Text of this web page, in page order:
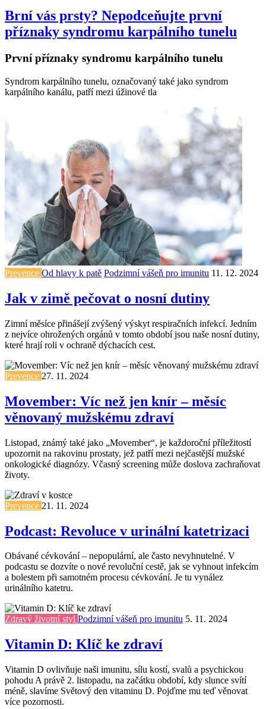
Brní vás prsty? Nepodceňujte první
příznaky syndromu karpálního tunelu
První příznaky syndromu karpálního tunelu
Syndrom karpálního tunelu, označovaný také jako syndrom
karpálního kanálu, patří mezi úžinové tla
Prevence Od hlavy k patě Podzimní vášeň pro imunitu 11. 12. 2024
Jak v zimě pečovat o nosní dutiny
Zimní měsíce přinášejí zvýšený výskyt respiračních infekcí. Jedním
z nejvíce ohrožených orgánů v tomto období jsou naše nosní dutiny,
které hrají roli v ochraně dýchacích cest.
Prevence 27. 11. 2024
Movember: Víc než jen knír – měsíc
věnovaný mužskému zdraví
Listopad, známý také jako „Movember“, je každoroční příležitostí
upozornit na rakovinu prostaty, jež patří mezi nejčastější mužské
onkologické diagnózy. Včasný screening může doslova zachraňovat
životy.
Prevence 21. 11. 2024
Podcast: Revoluce v urinální katetrizaci
Obávané cévkování – nepopulární, ale často nevyhnutelné. V
podcastu se dozvíte o nové revoluční cestě, jak se vyhnout infekcím
a bolestem při samotném procesu cévkování. Je tu vynález
urinálního katetru.
Zdravý životní styl Podzimní vášeň pro imunitu 5. 11. 2024
Vitamin D: Klíč ke zdraví
Vitamin D ovlivňuje naši imunitu, sílu kostí, svalů a psychickou
pohodu A právě 2. listopadu, na začátku období, kdy slunce svítí
méně, slavíme Světový den vitaminu D. Pojďme mu teď věnovat
více pozornosti.